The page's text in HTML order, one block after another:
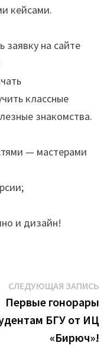
кейсами.
заявку на сайте
классные
знакомства.
— мастерами
и дизайн!
СЛЕДУЮЩАЯ ЗАПИСЬ
Первые гонорары
БГУ от ИЦ
«Бирюч»!